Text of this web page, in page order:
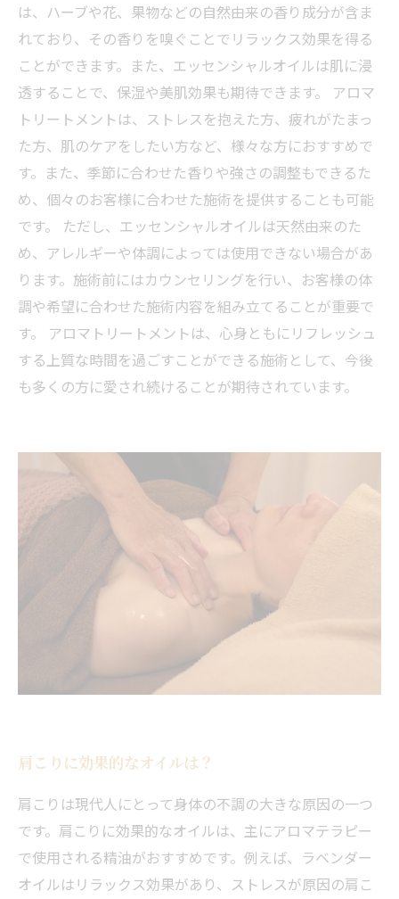
は、ハーブや花、果物などの自然由来の香り成分が含ま
れており、その香りを嗅ぐことでリラックス効果を得る
ことができます。また、エッセンシャルオイルは肌に浸
透することで、保湿や美肌効果も期待できます。 アロマ
トリートメントは、ストレスを抱えた方、疲れがたまっ
た方、肌のケアをしたい方など、様々な方におすすめで
す。また、季節に合わせた香りや強さの調整もできるた
め、個々のお客様に合わせた施術を提供することも可能
です。 ただし、エッセンシャルオイルは天然由来のた
め、アレルギーや体調によっては使用できない場合があ
ります。施術前にはカウンセリングを行い、お客様の体
調や希望に合わせた施術内容を組み立てることが重要で
す。 アロマトリートメントは、心身ともにリフレッシュ
する上質な時間を過ごすことができる施術として、今後
も多くの方に愛され続けることが期待されています。
肩こりに効果的なオイルは？
肩こりは現代人にとって身体の不調の大きな原因の一つ
です。肩こりに効果的なオイルは、主にアロマテラピー
で使用される精油がおすすめです。例えば、ラベンダー
オイルはリラックス効果があり、ストレスが原因の肩こ